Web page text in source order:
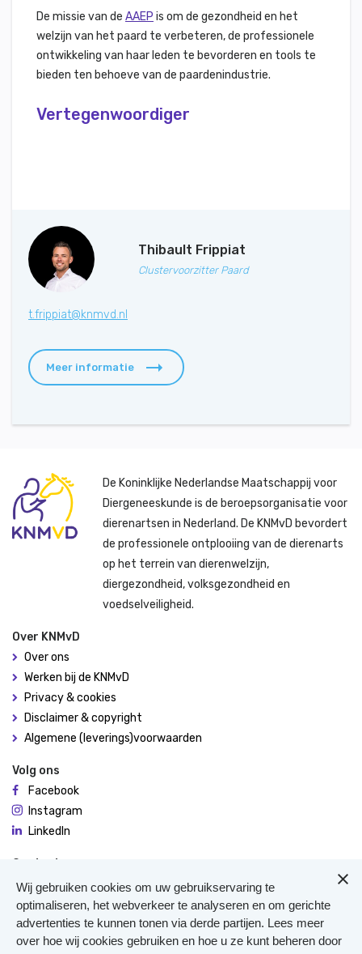
De missie van de AAEP is om de gezondheid en het
welzijn van het paard te verbeteren, de professionele
ontwikkeling van haar leden te bevorderen en tools te
bieden ten behoeve van de paardenindustrie.
Vertegenwoordiger
Thibault Frippiat
Clustervoorzitter Paard
t.frippiat@knmvd.nl
Meer informatie
De Koninklijke Nederlandse Maatschappij voor
Diergeneeskunde is de beroepsorganisatie voor
dierenartsen in Nederland. De KNMvD bevordert
de professionele ontplooiing van de dierenarts
op het terrein van dierenwelzijn,
diergezondheid, volksgezondheid en
voedselveiligheid.
Over KNMvD
Over ons
Werken bij de KNMvD
Privacy & cookies
Disclaimer & copyright
Algemene (leverings)voorwaarden
Volg ons
Facebook
Instagram
LinkedIn
Contact
De Molen 94
3995 AX Houten
0306348900
Meer contact
Wij gebruiken cookies om uw gebruikservaring te
optimaliseren, het webverkeer te analyseren en om gerichte
advertenties te kunnen tonen via derde partijen. Lees meer
over hoe wij cookies gebruiken en hoe u ze kunt beheren door